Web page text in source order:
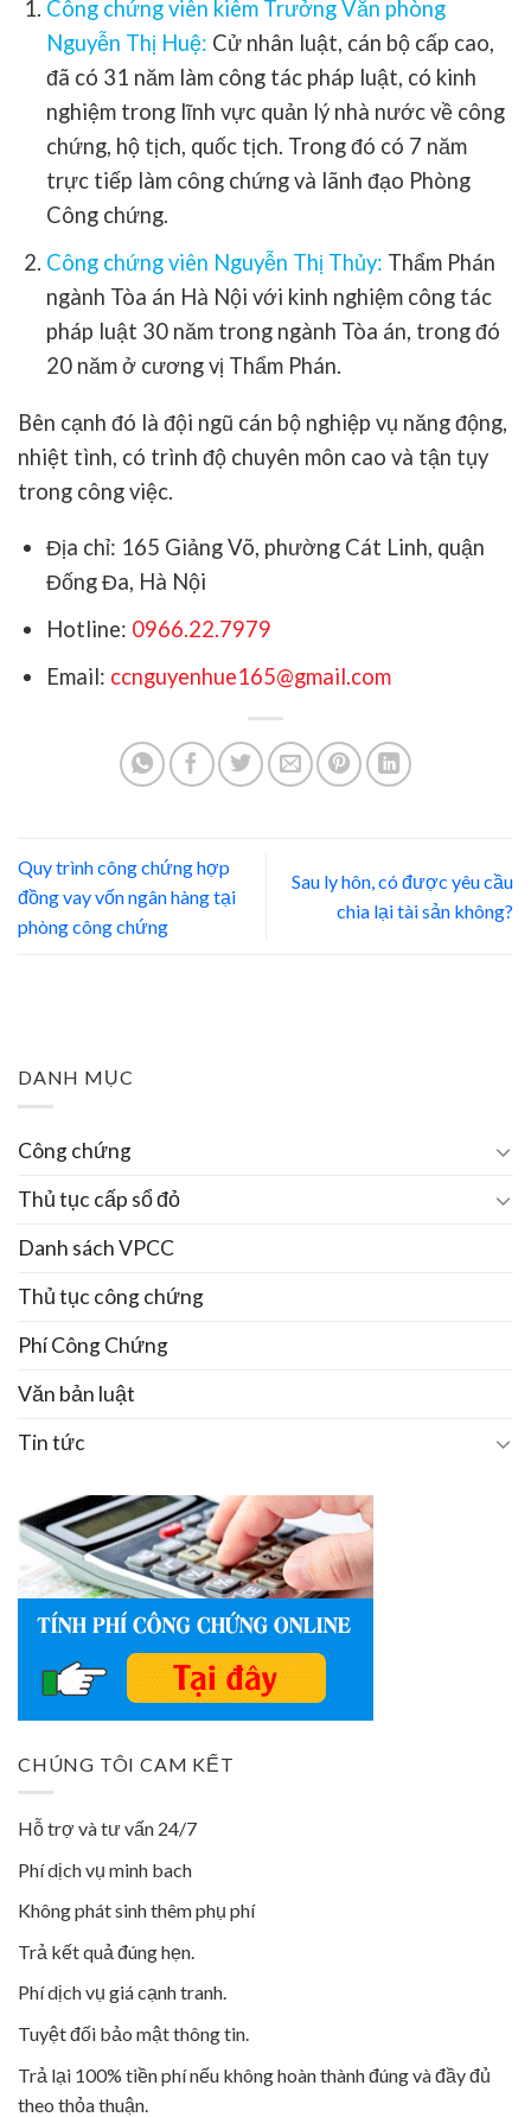
Công chứng viên kiêm Trưởng Văn phòng
Nguyễn Thị Huệ: Cử nhân luật, cán bộ cấp cao,
đã có 31 năm làm công tác pháp luật, có kinh
nghiệm trong lĩnh vực quản lý nhà nước về công
chứng, hộ tịch, quốc tịch. Trong đó có 7 năm
trực tiếp làm công chứng và lãnh đạo Phòng
Công chứng.
Công chứng viên Nguyễn Thị Thủy: Thẩm Phán
ngành Tòa án Hà Nội với kinh nghiệm công tác
pháp luật 30 năm trong ngành Tòa án, trong đó
20 năm ở cương vị Thẩm Phán.
Bên cạnh đó là đội ngũ cán bộ nghiệp vụ năng động,
nhiệt tình, có trình độ chuyên môn cao và tận tụy
trong công việc.
Địa chỉ: 165 Giảng Võ, phường Cát Linh, quận
Đống Đa, Hà Nội
Hotline: 0966.22.7979
Email: ccnguyenhue165@gmail.com
Quy trình công chứng hợp
đồng vay vốn ngân hàng tại
phòng công chứng
Sau ly hôn, có được yêu cầu
chia lại tài sản không?
DANH MỤC
Công chứng
Thủ tục cấp sổ đỏ
Danh sách VPCC
Thủ tục công chứng
Phí Công Chứng
Văn bản luật
Tin tức
CHÚNG TÔI CAM KẾT
Hỗ trợ và tư vấn 24/7
Phí dịch vụ minh bach
Không phát sinh thêm phụ phí
Trả kết quả đúng hẹn.
Phí dịch vụ giá cạnh tranh.
Tuyệt đối bảo mật thông tin.
Trả lại 100% tiền phí nếu không hoàn thành đúng và đầy đủ
theo thỏa thuận.